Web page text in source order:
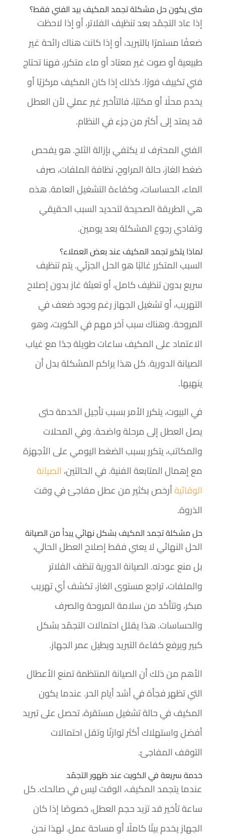
متى يكون حل مشكلة تجمد المكيف بيد الفني فقط؟
إذا عاد التجمّد بعد تنظيف الفلاتر، أو إذا لاحظت
ضعفًا مستمرًا بالتبريد، أو إذا كانت هناك رائحة غير
طبيعية أو صوت غير معتاد أو ماء متكرر، فهنا تحتاج
فني تكييف فورًا. كذلك إذا كان المكيف مركزيًا أو
يخدم محلًا أو مكتبًا، فالتأخير غير عملي لأن العطل
قد يمتد إلى أكثر من جزء في النظام.
الفني المحترف لا يكتفي بإزالة الثلج. هو يفحص
ضغط الغاز، حالة المراوح، نظافة الملفات، صرف
الماء، الحساسات، وكفاءة التشغيل العامة. هذه
هي الطريقة الصحيحة لتحديد السبب الحقيقي
وتفادي رجوع المشكلة بعد يومين.
لماذا يتكرر تجمد المكيف عند بعض العملاء؟
السبب المتكرر غالبًا هو الحل الجزئي. يتم تنظيف
سريع بدون تنظيف كامل، أو تعبئة غاز بدون إصلاح
التهريب، أو تشغيل الجهاز رغم وجود ضعف في
المروحة. وهناك سبب آخر مهم في الكويت، وهو
الاعتماد على المكيف ساعات طويلة جدًا مع غياب
الصيانة الدورية. كل هذا يراكم المشكلة بدل أن
ينهيها.
في البيوت، يتكرر الأمر بسبب تأجيل الخدمة حتى
يصل العطل إلى مرحلة واضحة. وفي المحلات
والمكاتب، يتكرر بسبب الضغط اليومي على الأجهزة
مع إهمال المتابعة الفنية. في الحالتين، الصيانة
الوقائيةأرخص بكثير من عطل مفاجئ في وقت
الذروة.
حل مشكلة تجمد المكيف بشكل نهائي يبدأ من الصيانة
الحل النهائي لا يعني فقط إصلاح العطل الحالي،
بل منع عودته. الصيانة الدورية تنظف الفلاتر
والملفات، تراجع مستوى الغاز، تكشف أي تهريب
مبكر، وتتأكد من سلامة المروحة والصرف
والحساسات. هذا يقلل احتمالات التجمّد بشكل
كبير ويرفع كفاءة التبريد ويطيل عمر الجهاز.
الأهم من ذلك أن الصيانة المنتظمة تمنع الأعطال
التي تظهر فجأة في أشد أيام الحر. عندما يكون
المكيف في حالة تشغيل مستقرة، تحصل على تبريد
أفضل واستهلاك أكثر توازنًا وتقل احتمالات
التوقف المفاجئ.
خدمة سريعة في الكويت عند ظهور التجمّد
عندما يتجمد المكيف، الوقت ليس في صالحك. كل
ساعة تأخير قد تزيد حجم العطل، خصوصًا إذا كان
الجهاز يخدم بيتًا كاملًا أو مساحة عمل. لهذا نحن